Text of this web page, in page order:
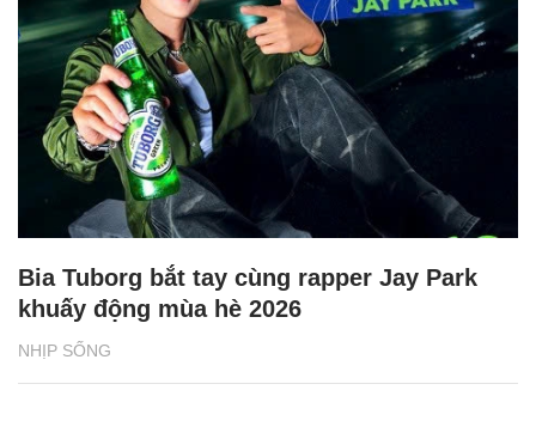
NHỊP SỐNG
Bia Tuborg bắt tay cùng rapper Jay Park
khuấy động mùa hè 2026